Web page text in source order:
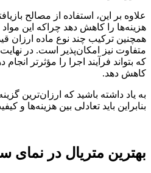
علاوه بر این، استفاده از مصالح
هزینه‌ها را کاهش دهد چراکه این مواد
همچنین ترکیب چند نوع ماده ارزان
متفاوت نیز امکان‌پذیر است. در
که بتواند فرآیند اجرا را مؤثرتر انجام
کاهش دهد.
به یاد داشته باشید که ارزان‌ترین
بنابراین باید تعادلی بین هزینه‌ها و
بهترین متریال در نمای